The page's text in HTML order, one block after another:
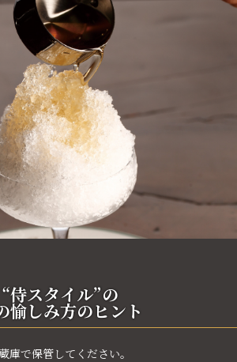
“侍スタイル”の
愉しみ方のヒント
庫で保管してください。